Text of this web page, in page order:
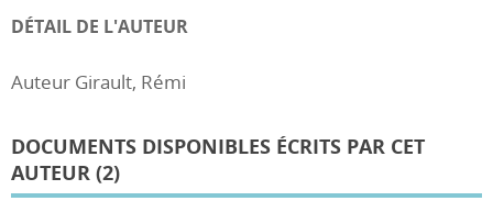
DÉTAIL DE L'AUTEUR
Auteur Girault, Rémi
DOCUMENTS DISPONIBLES ÉCRITS PAR CET
AUTEUR (2)